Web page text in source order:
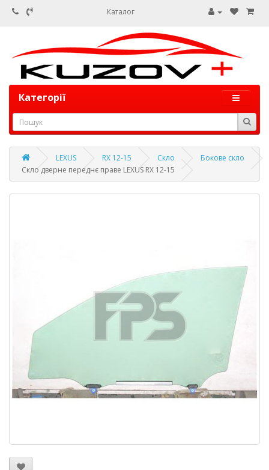
Каталог
Категорії
LEXUS RX 12-15 Скло
Бокове скло
Скло дверне переднє праве LEXUS RX 12-15